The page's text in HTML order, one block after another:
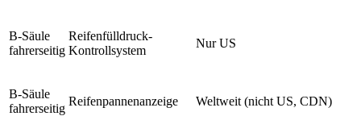
B-Säule
fahrerseitig
Reifenfülldruck-
Kontrollsystem
Nur US
B-Säule
fahrerseitig
Reifenpannenanzeige Weltweit (nicht US, CDN)